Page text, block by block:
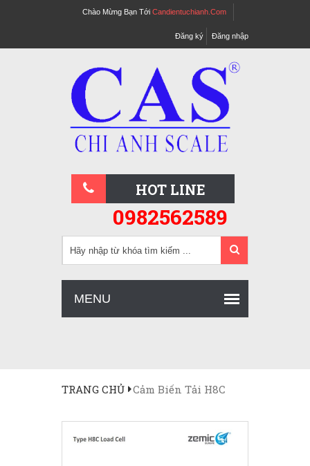
Chào Mừng Bạn Tới Candientuchianh.com
Đăng ký Đăng nhập
HOT LINE
0982562589
MENU
TRANG CHỦ Cảm Biến Tải H8C